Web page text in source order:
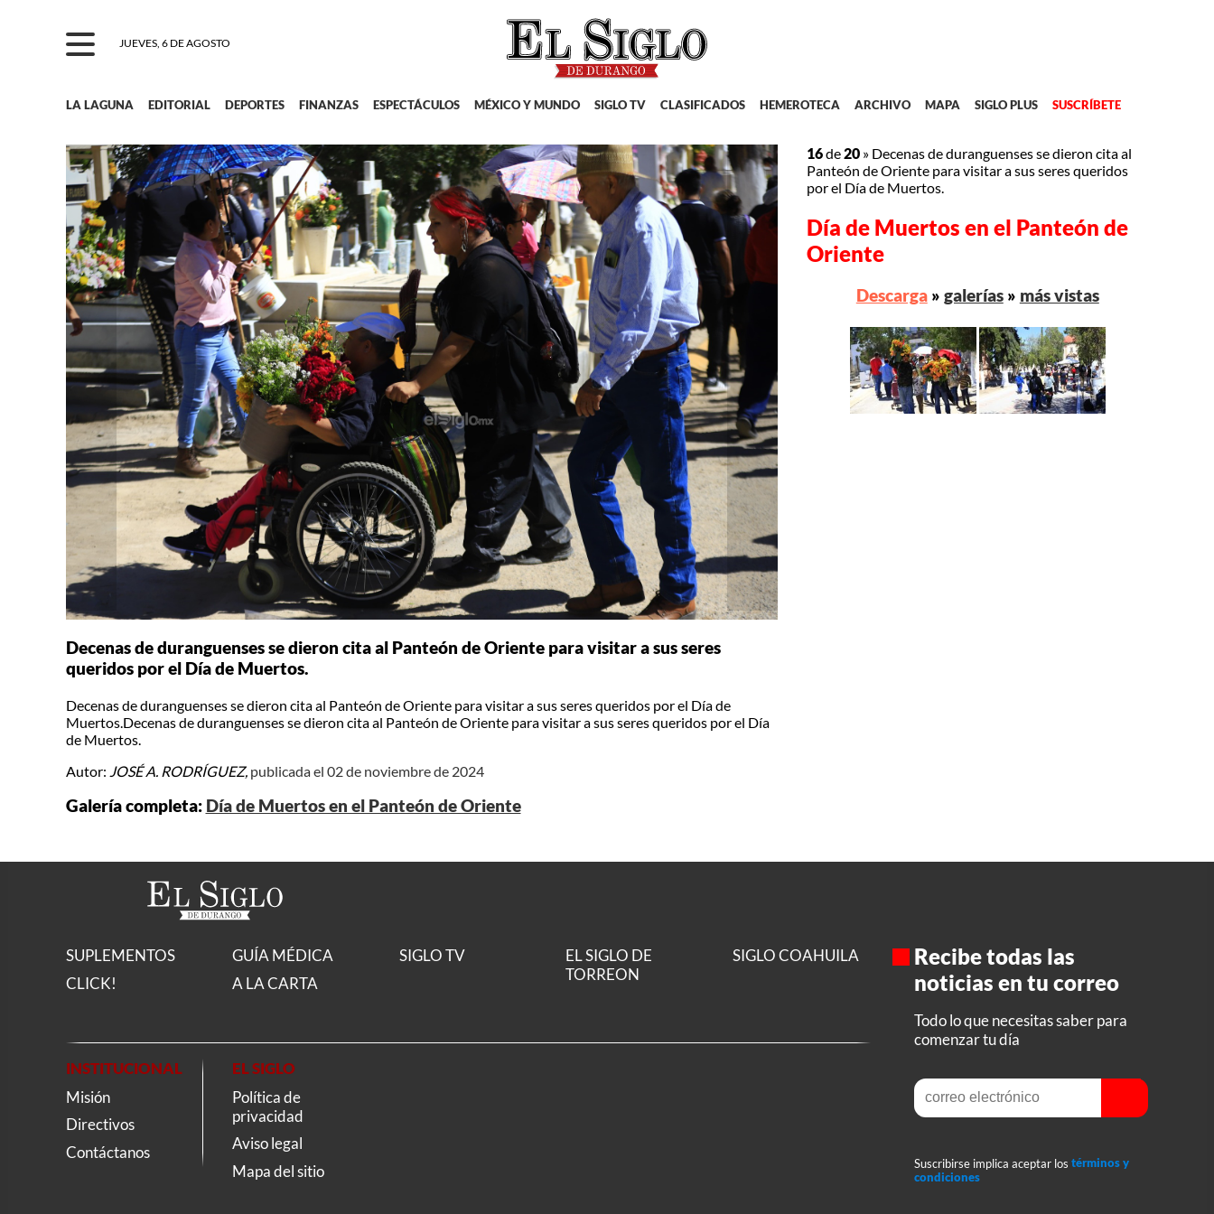
JUEVES, 6 DE AGOSTO
LA LAGUNA EDITORIAL DEPORTES FINANZAS ESPECTÁCULOS MÉXICO Y MUNDO SIGLO TV CLASIFICADOS HEMEROTECA ARCHIVO MAPA SIGLO PLUS SUSCRÍBETE
Decenas de duranguenses se dieron cita al Panteón de Oriente para visitar a sus seres
queridos por el Día de Muertos.
Decenas de duranguenses se dieron cita al Panteón de Oriente para visitar a sus seres queridos por el Día de
Muertos.Decenas de duranguenses se dieron cita al Panteón de Oriente para visitar a sus seres queridos por el Día
de Muertos.
Autor: JOSÉ A. RODRÍGUEZ, publicada el 02 de noviembre de 2024
Galería completa: Día de Muertos en el Panteón de Oriente
16de20 » Decenas de duranguenses se dieron cita al
Panteón de Oriente para visitar a sus seres queridos
por el Día de Muertos.
Día de Muertos en el Panteón de
Oriente
Descarga» galerías» más vistas
SUPLEMENTOS
CLICK!
GUÍA MÉDICA
A LA CARTA
SIGLO TV
EL SIGLO DE
TORREON
SIGLO COAHUILA
INSTITUCIONAL
Misión
Directivos
Contáctanos
EL SIGLO
Política de
privacidad
Aviso legal
Mapa del sitio
Recibe todas las
noticias en tu correo
Todo lo que necesitas saber para
comenzar tu día
Suscribirse implica aceptar los términos y
condiciones